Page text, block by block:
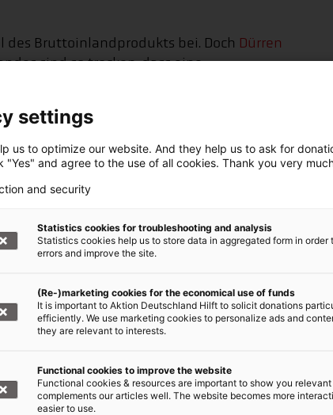
Bruttoinlandprodukts bei. Doch Dürren
sind so trocken, dass eine
nicht möglich ist. Geschützte Wälder werden
Der Viktoriasee, Wasserreservoir für viele
rund um den
settings
us to optimize our website. And they help us to ask for
"Yes" and agree to the use of all cookies. Thank you very
and security
Statistics cookies for troubleshooting and analysis
Statistics cookies help us to store data in aggregated form in order
errors and improve the site.
(Re-)marketing cookies for the economical use of funds
It is important to Aktion Deutschland Hilft to solicit donations
efficiently. We use marketing cookies to personalize ads and
they are relevant to interests.
Functional cookies to improve the website
Functional cookies & resources are important to show you
complements our articles well. The website becomes more
easier to use.